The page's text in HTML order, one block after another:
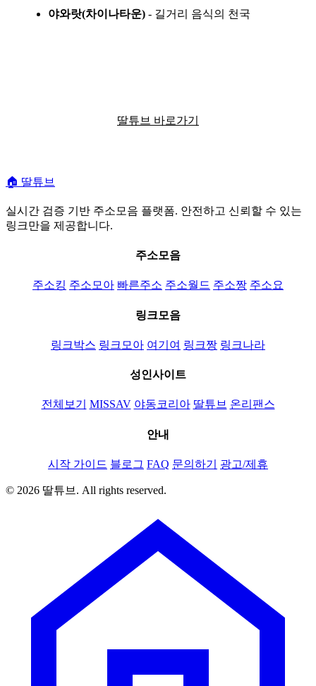
야와랏(차이나타운) - 길거리 음식의 천국
딸튜브 바로가기
🏠 딸튜브
실시간 검증 기반 주소모음 플랫폼. 안전하고 신뢰할 수 있는
링크만을 제공합니다.
주소모음
주소킹 주소모아 빠른주소 주소월드 주소짱 주소요
링크모음
링크박스 링크모아 여기여 링크짱 링크나라
성인사이트
전체보기 MISSAV 야동코리아 딸튜브 온리팬스
안내
시작 가이드 블로그 FAQ 문의하기 광고/제휴
© 2026 딸튜브. All rights reserved.